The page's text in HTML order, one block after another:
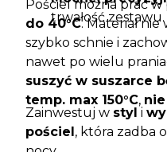
trwałość zestawu.
Pościel można prać w
do 40°C. Materiał
szybko schnie i
nawet po wielu
suszyć w suszarce
temp. max 150°C,
Zainwestuj w styl i
pościel, która zadba